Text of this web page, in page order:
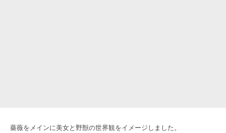
薔薇をメインに美女と野獣の世界観をイメージしました。